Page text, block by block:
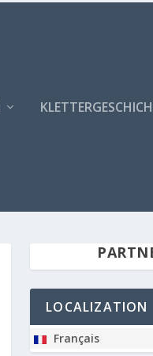
LOCALIZATION
Français